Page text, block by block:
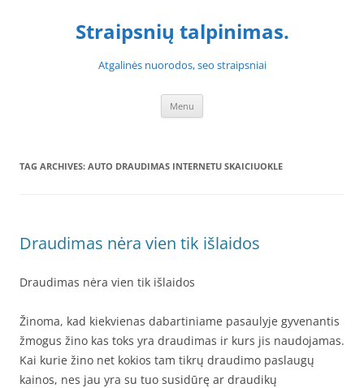
Straipsnių talpinimas.
Atgalinės nuorodos, seo straipsniai
Menu
TAG ARCHIVES: AUTO DRAUDIMAS INTERNETU SKAICIUOKLE
Draudimas nėra vien tik išlaidos
Draudimas nėra vien tik išlaidos
Žinoma, kad kiekvienas dabartiniame pasaulyje gyvenantis
žmogus žino kas toks yra draudimas ir kurs jis naudojamas.
Kai kurie žino net kokios tam tikrų draudimo paslaugų
kainos, nes jau yra su tuo susidūrę ar draudikų